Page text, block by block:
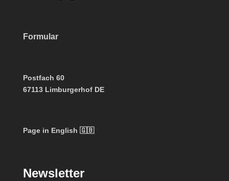
Formular
Postfach 60
67113 Limburgerhof DE
Page in English 🇬🇧
Newsletter